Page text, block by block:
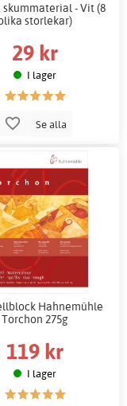
- Vit (8
storlekar)
29 kr
I lager
Se alla
Hahnemühle
Torchon 275g
119 kr
I lager